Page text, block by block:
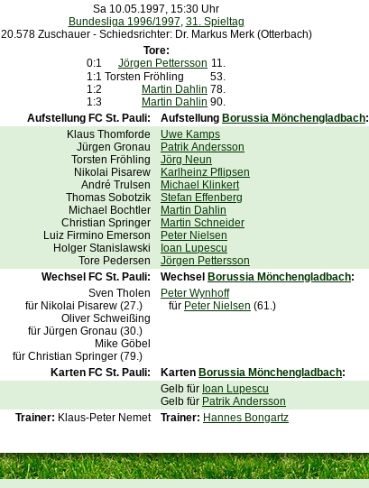
Sa 10.05.1997, 15:30 Uhr
Bundesliga 1996/1997, 31. Spieltag
20.578 Zuschauer - Schiedsrichter: Dr. Markus Merk (Otterbach)
Tore:
0:1
Jörgen Pettersson 11.
1:1 Torsten Fröhling
53.
1:2
Martin Dahlin 78.
1:3
Martin Dahlin 90.
Aufstellung FC St. Pauli:
Aufstellung Borussia Mönchengladbach:
Klaus Thomforde
Jürgen Gronau
Torsten Fröhling
Nikolai Pisarew
André Trulsen
Thomas Sobotzik
Michael Bochtler
Christian Springer
Luiz Firmino Emerson
Holger Stanislawski
Tore Pedersen
Uwe Kamps
Patrik Andersson
Jörg Neun
Karlheinz Pflipsen
Michael Klinkert
Stefan Effenberg
Martin Dahlin
Martin Schneider
Peter Nielsen
Ioan Lupescu
Jörgen Pettersson
Wechsel FC St. Pauli:
Wechsel Borussia Mönchengladbach:
Sven Tholen
für Nikolai Pisarew (27.)
Oliver Schweißing
für Jürgen Gronau (30.)
Mike Göbel
für Christian Springer (79.)
Peter Wynhoff
für Peter Nielsen (61.)
Karten FC St. Pauli: Karten Borussia Mönchengladbach:
Gelb für Ioan Lupescu
Gelb für Patrik Andersson
Trainer: Klaus-Peter Nemet Trainer: Hannes Bongartz